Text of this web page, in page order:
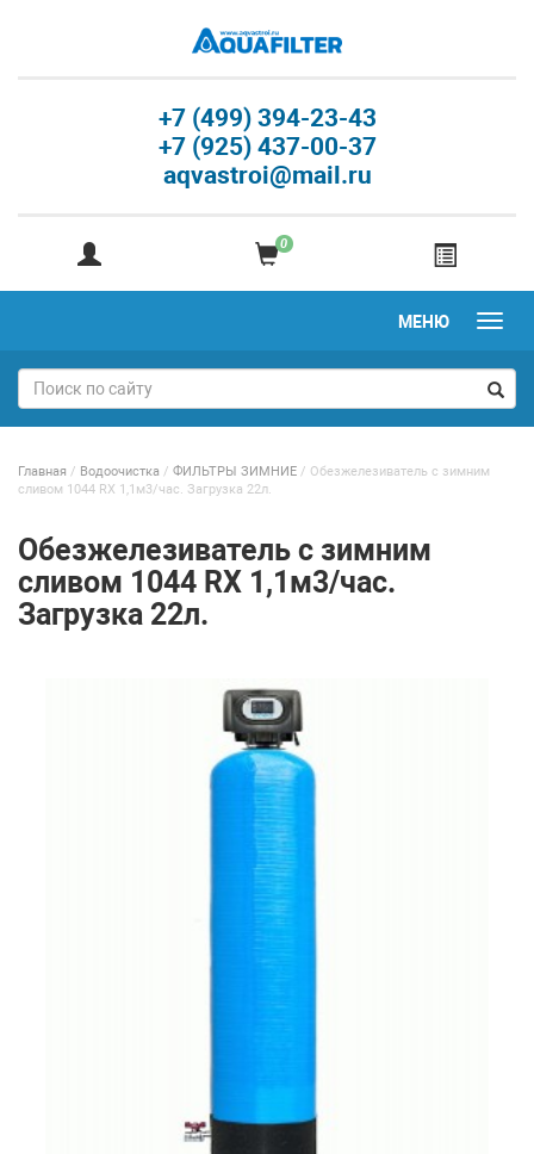
+7 (499) 394-23-43
+7 (925) 437-00-37
aqvastroi@mail.ru
0
МЕНЮ
Главная / Водоочистка / ФИЛЬТРЫ ЗИМНИЕ / Обезжелезиватель с зимним
сливом 1044 RX 1,1м3/час. Загрузка 22л.
Обезжелезиватель с зимним
сливом 1044 RX 1,1м3/час.
Загрузка 22л.